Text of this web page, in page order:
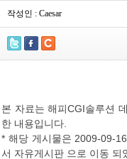
작성인 : Caesar
본 자료는 해피CGI솔루션
한 내용입니다.
* 해당 게시물은 2009-09-
서 자유게시판 으로 이동 되